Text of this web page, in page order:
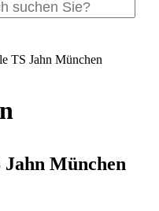
TS Jahn München
München